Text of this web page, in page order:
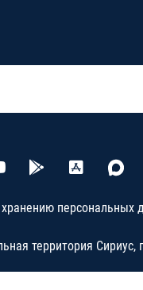
персональных
территория